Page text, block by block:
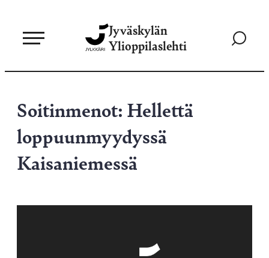
sisältöön
Jyväskylän
Ylioppilaslehti
Siirry
Soitinmenot: Hellettä
loppuunmyydyssä
Kaisaniemessä